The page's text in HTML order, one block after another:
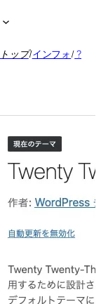
トップ/インフォ/?